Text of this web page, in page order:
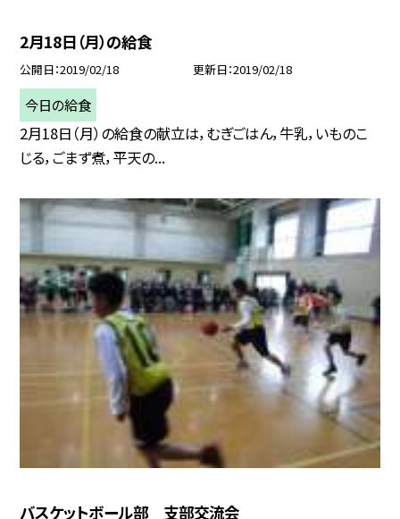
2月18日（月）の給食
公開日 2019/02/18 更新日 2019/02/18
今日の給食
2月18日（月）の給食の献立は，むぎごはん，牛乳，いものこ
じる，ごまず煮，平天の...
バスケットボール部 支部交流会